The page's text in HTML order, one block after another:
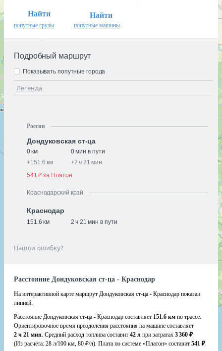
Найти
попутные грузы
Найти
попутные машины
Подробный маршрут
Легенда
Показывать попутные города
Россия
Дондуковская ст-ца
0 км
0 мин в пути
+151.6 км +2 ч 21 мин
541 ₽ за Платон
Краснодарский край
Краснодар
151.6 км 2 ч 21 мин в пути
Нашли ошибку?
Расстояние Дондуковская ст-ца - Краснодар
На интерактивной карте маршрут Дондуковская ст-ца - Краснодар показан
линией.
Расстояние Дондуковская ст-ца - Краснодар составляет 151.6 км по трассе.
Ориентировочное время преодоления расстояния на машине составляет
2 ч 21 мин. Средний расход топлива составит 42 л при затратах 3 360 ₽
(Из расчёта: 28 л/100 км, 80 ₽/л). Плата по системе «Платон» составит 541 ₽.